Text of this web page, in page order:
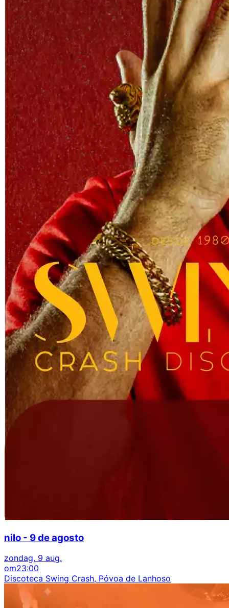
nilo - 9 de agosto
zondag, 9 aug.
om23:00
Discoteca Swing Crash, Póvoa de Lanhoso